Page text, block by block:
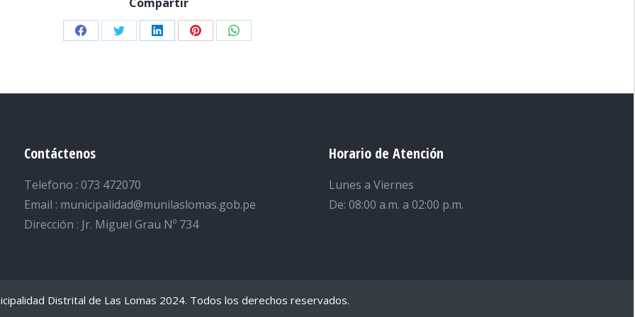
Share Share Share Share Share
Contáctenos
Telefono : 073 472070
Email : municipalidad@munilaslomas.gob.pe
Dirección : Jr. Miguel Grau Nº 734
Horario de Atención
Lunes a Viernes
De: 08:00 a.m. a 02:00 p.m.
Distrital de Las Lomas 2024. Todos los derechos reservados.